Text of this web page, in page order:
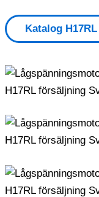
Katalog H17RL